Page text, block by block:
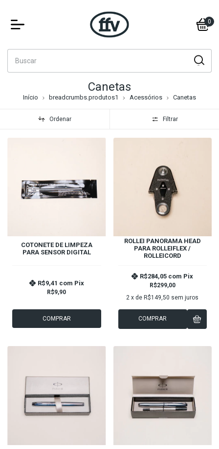
0
Canetas
Início breadcrumbs.produtos1 Acessórios Canetas
Ordenar Filtrar
COTONETE DE LIMPEZA
PARA SENSOR DIGITAL
R$9,90
R$9,41 com Pix
COMPRAR
ROLLEI PANORAMA HEAD
PARA ROLLEIFLEX /
ROLLEICORD
R$299,00
R$284,05 com Pix
2 x de R$149,50 sem juros
COMPRAR